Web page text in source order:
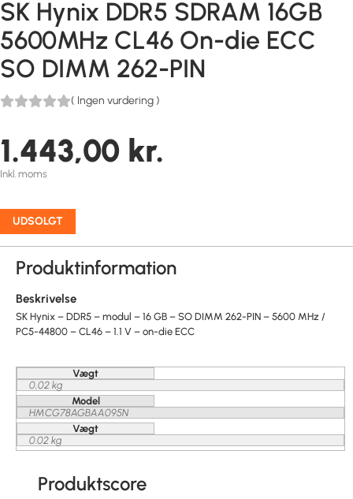
SK Hynix DDR5 SDRAM 16GB
5600MHz CL46 On-die ECC
SO DIMM 262-PIN
( Ingen vurdering )
1.443,00 kr.
Inkl. moms
UDSOLGT
Produktinformation
Beskrivelse
SK Hynix – DDR5 – modul – 16 GB – SO DIMM 262-PIN – 5600 MHz /
PC5-44800 – CL46 – 1.1 V – on-die ECC
Vægt
0,02 kg
Model
HMCG78AGBAA095N
Vægt
0.02 kg
Produktscore